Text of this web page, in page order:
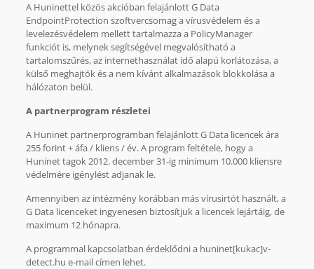
A Huninettel közös akcióban felajánlott G Data
EndpointProtection szoftvercsomag a vírusvédelem és a
levelezésvédelem mellett tartalmazza a PolicyManager
funkciót is, melynek segítségével megvalósítható a
tartalomszűrés, az internethasználat idő alapú korlátozása, a
külső meghajtók és a nem kívánt alkalmazások blokkolása a
hálózaton belül.
A partnerprogram részletei
A Huninet partnerprogramban felajánlott G Data licencek ára
255 forint + áfa / kliens / év. A program feltétele, hogy a
Huninet tagok 2012. december 31-ig minimum 10.000 kliensre
védelmére igénylést adjanak le.
Amennyiben az intézmény korábban más vírusirtót használt, a
G Data licenceket ingyenesen biztosítjuk a licencek lejártáig, de
maximum 12 hónapra.
A programmal kapcsolatban érdeklődni a huninet[kukac]v-
detect.hu e-mail címen lehet.